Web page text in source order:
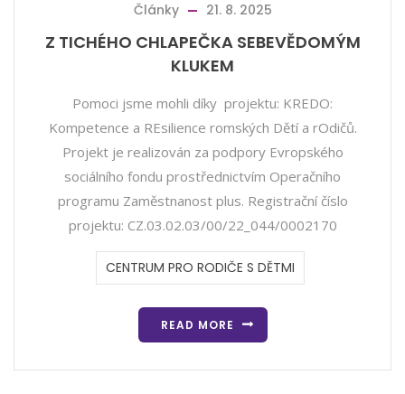
Články 21. 8. 2025
Z TICHÉHO CHLAPEČKA SEBEVĚDOMÝM
KLUKEM
Pomoci jsme mohli díky projektu: KREDO:
Kompetence a REsilience romských Dětí a rOdičů.
Projekt je realizován za podpory Evropského
sociálního fondu prostřednictvím Operačního
programu Zaměstnanost plus. Registrační číslo
projektu: CZ.03.02.03/00/22_044/0002170
CENTRUM PRO RODIČE S DĚTMI
READ MORE